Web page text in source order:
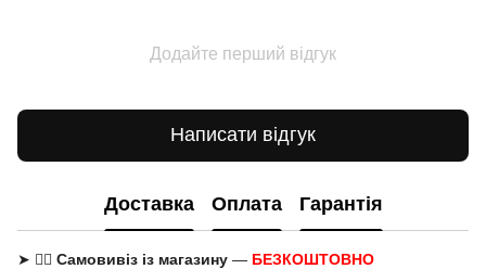
Додайте перший відгук
Написати відгук
Доставка Оплата Гарантія
➤ 🚶‍♂️ Самовивіз із магазину — БЕЗКОШТОВНО